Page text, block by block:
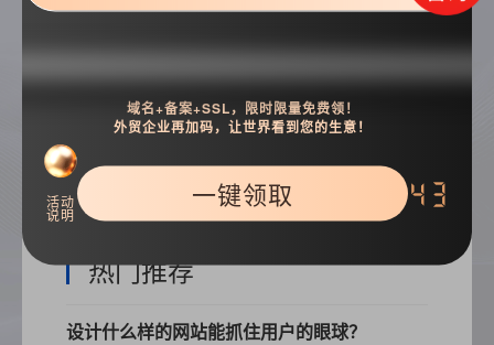
搜索
热门推荐
设计什么样的网站能抓住用户的眼球？
活动
说明
域名+备案+SSL，限时限量免费领！
外贸企业再加码，让世界看到您的生意！
一键领取 42